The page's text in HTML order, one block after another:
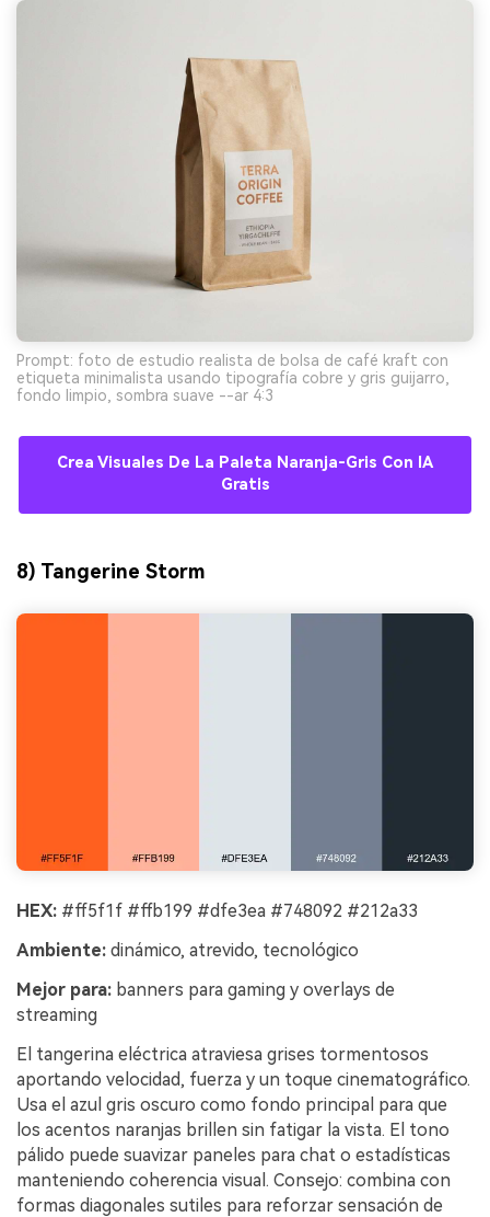
Prompt: foto de estudio realista de bolsa de café kraft con
etiqueta minimalista usando tipografía cobre y gris guijarro,
fondo limpio, sombra suave --ar 4:3
Crea Visuales De La Paleta Naranja-Gris Con IA
Gratis
8) Tangerine Storm
HEX: #ff5f1f #ffb199 #dfe3ea #748092 #212a33
Ambiente: dinámico, atrevido, tecnológico
Mejor para: banners para gaming y overlays de
streaming
El tangerina eléctrica atraviesa grises tormentosos
aportando velocidad, fuerza y un toque cinematográfico.
Usa el azul gris oscuro como fondo principal para que
los acentos naranjas brillen sin fatigar la vista. El tono
pálido puede suavizar paneles para chat o estadísticas
manteniendo coherencia visual. Consejo: combina con
formas diagonales sutiles para reforzar sensación de